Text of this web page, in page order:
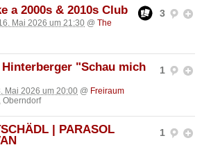
3
a 2000s & 2010s Club
Mai 2026 um 21:30 @ The
1
"Schau mich
Mai 2026 um 20:00 @ Freiraum
Oberndorf
1
| PARASOL